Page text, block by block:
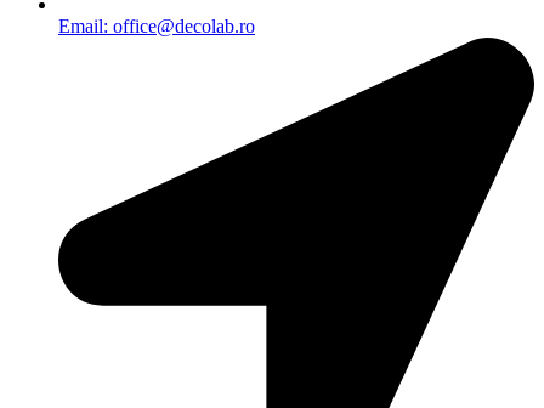
Email: office@decolab.ro